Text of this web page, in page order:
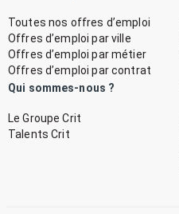
Toutes nos offres d’emploi
Offres d’emploi par ville
Offres d’emploi par métier
Offres d’emploi par contrat
Qui sommes-nous ?
Le Groupe Crit
Talents Crit